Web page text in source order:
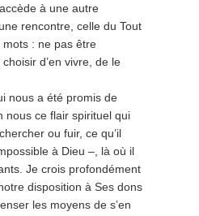
à une autre
rencontre, celle du Tout
mots : ne pas être
d’en vivre, de le
nous a été promis de
nous ce flair spirituel qui
ou fuir, ce qu’il
à Dieu –, là où il
Je crois profondément
disposition à Ses dons
les moyens de s’en